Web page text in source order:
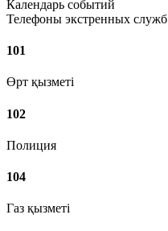
Календарь событий
Телефоны экстренных служб
101
Өрт қызметі
102
Полиция
104
Газ қызметі